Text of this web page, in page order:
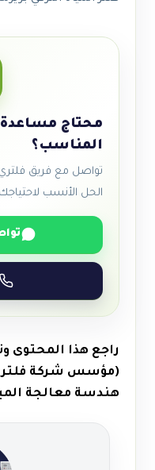
محتاج مساعدة
المناسب؟
تواصل مع فريق
الحل الأنسب
راجع هذا المحتوى
هندسة معالجة